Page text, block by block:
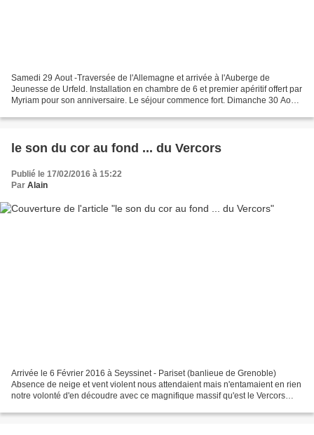
Samedi 29 Aout -Traversée de l'Allemagne et arrivée à l'Auberge de
Jeunesse de Urfeld. Installation en chambre de 6 et premier apéritif offert par
Myriam pour son anniversaire. Le séjour commence fort. Dimanche 30 Aout-
le son du cor au fond ... du Vercors
Publié le 17/02/2016 à 15:22
Par Alain
Arrivée le 6 Février 2016 à Seyssinet - Pariset (banlieue de Grenoble)
Absence de neige et vent violent nous attendaient mais n'entamaient en rien
notre volonté d'en découdre avec ce magnifique massif qu'est le Vercors